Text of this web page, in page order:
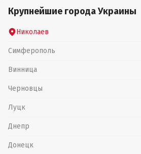
Крупнейшие города Украины
Николаев
Симферополь
Винница
Черновцы
Луцк
Днепр
Донецк